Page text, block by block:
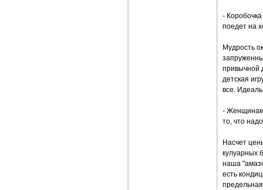
-
поедет на
Мудрость
привычной
детская
все.
- Женщинам
то, что
Насчет
кулуарных
наша
есть